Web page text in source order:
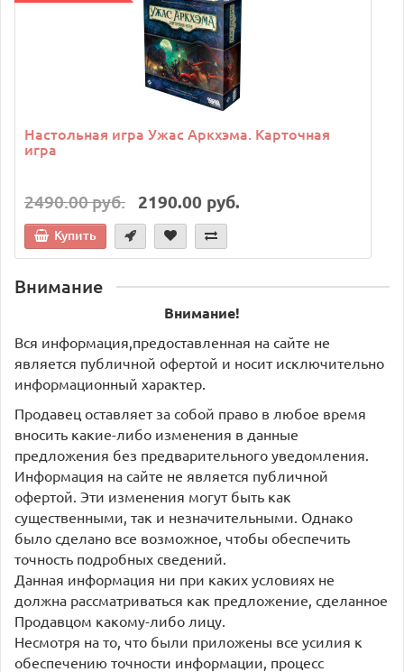
Настольная игра Ужас Аркхэма. Карточная
игра
2490.00 руб. 2190.00 руб.
Купить
Внимание
Внимание!
Вся информация,предоставленная на сайте не
является публичной офертой и носит исключительно
информационный характер.
Продавец оставляет за собой право в любое время
вносить какие-либо изменения в данные
предложения без предварительного уведомления.
Информация на сайте не является публичной
офертой. Эти изменения могут быть как
существенными, так и незначительными. Однако
было сделано все возможное, чтобы обеспечить
точность подробных сведений.
Данная информация ни при каких условиях не
должна рассматриваться как предложение, сделанное
Продавцом какому-либо лицу.
Несмотря на то, что были приложены все усилия к
обеспечению точности информации, процесс